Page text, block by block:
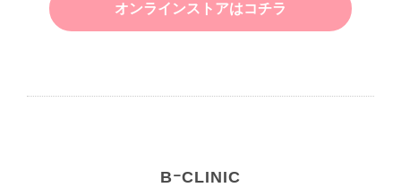
オンラインストアはコチラ
BｰCLINIC